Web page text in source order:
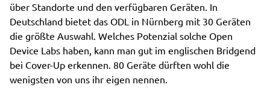
über Standorte und den verfügbaren Geräten. In
Deutschland bietet das ODL in Nürnberg mit 30 Geräten
die größte Auswahl. Welches Potenzial solche Open
Device Labs haben, kann man gut im englischen Bridgend
bei Cover-Up erkennen. 80 Geräte dürften wohl die
wenigsten von uns ihr eigen nennen.